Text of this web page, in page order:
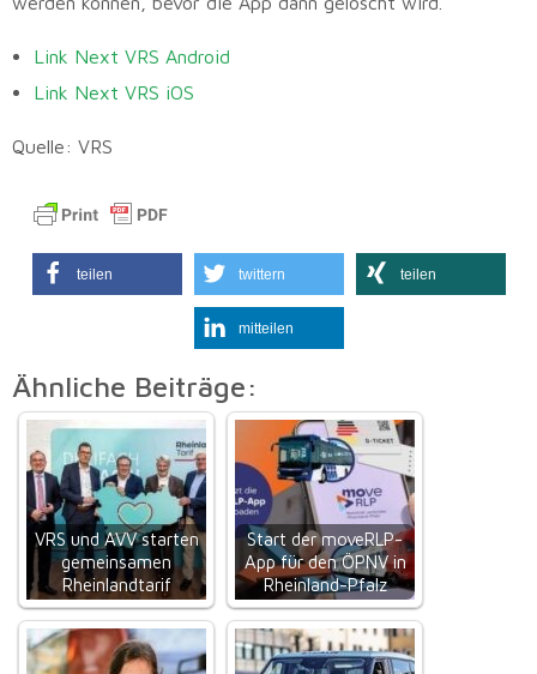
Link Next VRS Android
Link Next VRS iOS
Quelle: VRS
teilen twittern teilen
mitteilen
Ähnliche Beiträge:
VRS und AVV starten
gemeinsamen
Rheinlandtarif
Start der moveRLP-
App für den ÖPNV in
Rheinland-Pfalz